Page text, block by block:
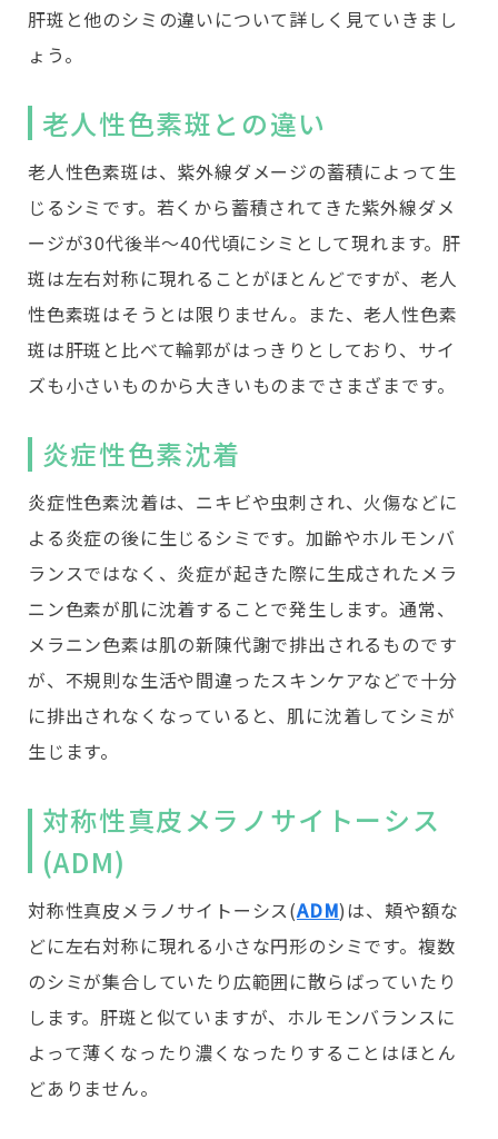
肝斑と他のシミの違いについて詳しく見ていきまし
ょう。
老人性色素斑との違い
老人性色素斑は、紫外線ダメージの蓄積によって生
じるシミです。若くから蓄積されてきた紫外線ダメ
ージが30代後半～40代頃にシミとして現れます。肝
斑は左右対称に現れることがほとんどですが、老人
性色素斑はそうとは限りません。また、老人性色素
斑は肝斑と比べて輪郭がはっきりとしており、サイ
ズも小さいものから大きいものまでさまざまです。
炎症性色素沈着
炎症性色素沈着は、ニキビや虫刺され、火傷などに
よる炎症の後に生じるシミです。加齢やホルモンバ
ランスではなく、炎症が起きた際に生成されたメラ
ニン色素が肌に沈着することで発生します。通常、
メラニン色素は肌の新陳代謝で排出されるものです
が、不規則な生活や間違ったスキンケアなどで十分
に排出されなくなっていると、肌に沈着してシミが
生じます。
対称性真皮メラノサイトーシス
(ADM)
対称性真皮メラノサイトーシス(ADM)は、頬や額な
どに左右対称に現れる小さな円形のシミです。複数
のシミが集合していたり広範囲に散らばっていたり
します。肝斑と似ていますが、ホルモンバランスに
よって薄くなったり濃くなったりすることはほとん
どありません。